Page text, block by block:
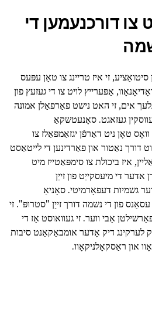
צו דורכנעמען די
זי איז טריינג צו טאָן עפּעס
אַפּערייץ לויט צו די געזעץ פון
אים, זי האט נישט פאַרפאַלן אמונה
געזאגט. סאָנעטשקאַ
טאָן ניט דאַרפֿן יגזאַמפּאַלז צו
דורך נאַטור און פאַרדינען די לייטאַסט
איז ביכולת צו סימפּאַטייז מיט
די מיעסקייַט פון זייַן
גשמיות דעפאָרמיטי. סאָניאַ
פון די נשמה דורך זייַן "סטרופּ". זי
אַבי ווער. זי געוואוסט אַז די
לערקינג דיק אָדער אומבאַקאַנט סיבות
און ראַסקאָלניקאָוו.